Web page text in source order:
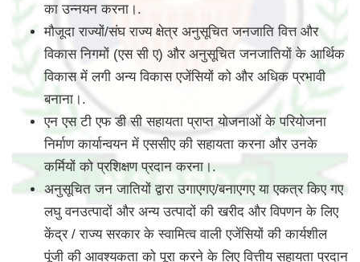
का उन्नयन करना।.
मौजूदा राज्यों/संघ राज्य क्षेत्र अनुसूचित जनजाति वित्त और
विकास निगमों (एस सी ए) और अनुसूचित जनजातियों के आर्थिक
विकास में लगी अन्य विकास एजेंसियों को और अधिक प्रभावी
बनाना।.
एन एस टी एफ डी सी सहायता प्राप्त योजनाओं के परियोजना
निर्माण कार्यान्वयन में एससीए की सहायता करना और उनके
कर्मियों को प्रशिक्षण प्रदान करना।.
अनुसूचित जन जातियों द्वारा उगाएगए/बनाएगए या एकत्र किए गए
लघु वनउत्पादों और अन्य उत्पादों की खरीद और विपणन के लिए
केंद्र / राज्य सरकार के स्वामित्व वाली एजेंसियों की कार्यशील
पूंजी की आवश्यकता को पूरा करने के लिए वित्तीय सहायता प्रदान